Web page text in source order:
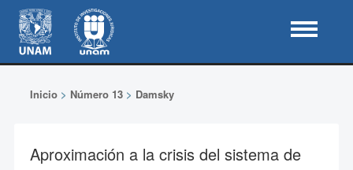
Inicio> Número 13> Damsky
Aproximación a la crisis del sistema de